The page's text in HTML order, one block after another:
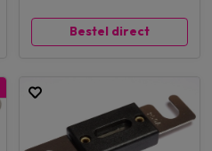
Bestel direct